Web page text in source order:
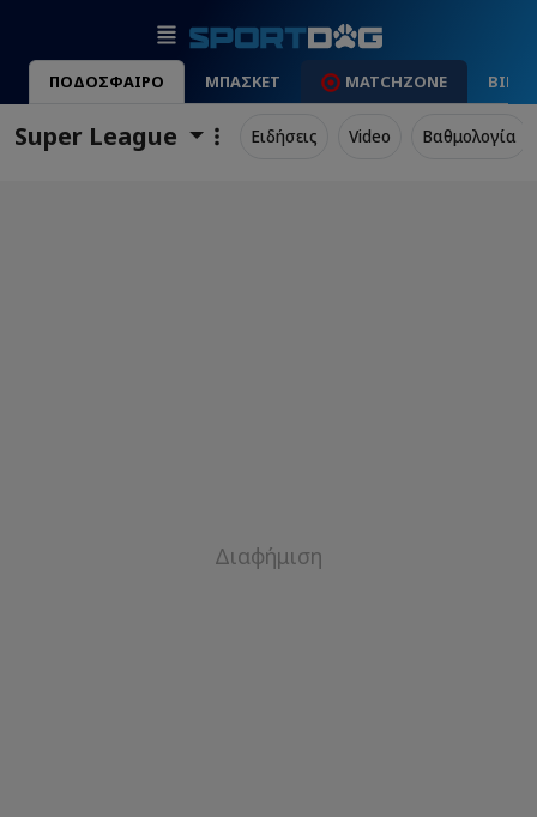
ΠΟΔΟΣΦΑΙΡΟ ΜΠΑΣΚΕΤ MATCHZONE
Super League Ειδήσεις Video Βαθμολογία